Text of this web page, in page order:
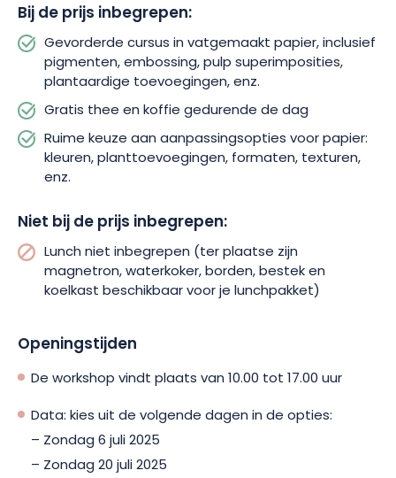
Bij de prijs inbegrepen:
Gevorderde cursus in vatgemaakt papier, inclusief
pigmenten, embossing, pulp superimposities,
plantaardige toevoegingen, enz.
Gratis thee en koffie gedurende de dag
Ruime keuze aan aanpassingsopties voor papier:
kleuren, planttoevoegingen, formaten, texturen,
enz.
Niet bij de prijs inbegrepen:
Lunch niet inbegrepen (ter plaatse zijn
magnetron, waterkoker, borden, bestek en
koelkast beschikbaar voor je lunchpakket)
Openingstijden
De workshop vindt plaats van 10.00 tot 17.00 uur
Data: kies uit de volgende dagen in de opties:
– Zondag 6 juli 2025
– Zondag 20 juli 2025